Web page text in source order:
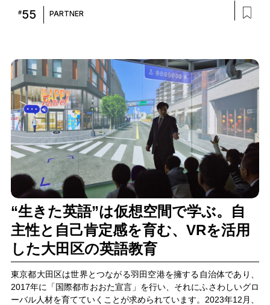
CCC戦略店舗開発本部の楠部一樹氏、武藤史子氏をゲストに迎
え、昨年10月にリニューアルに先立って行われたIP×XRイベント
#55 PARTNER
“生きた英語”は仮想空間で学ぶ。自
主性と自己肯定感を育む、VRを活用
した大田区の英語教育
東京都大田区は世界とつながる羽田空港を擁する自治体であり、
2017年に「国際都市おおた宣言」を行い、それにふさわしいグロ
ーバル人材を育てていくことが求められています。2023年12月、